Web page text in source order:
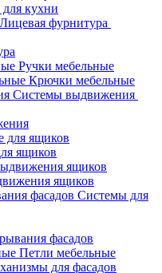
кухни
Лицевая фурнитура
Ручки мебельные
Крючки мебельные
Системы выдвижения
ящиков
ящиков
Системы для
фасадов
Петли мебельные